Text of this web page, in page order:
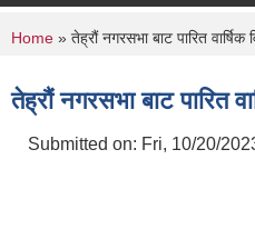
You are here
Home » तेह्रौं नगरसभा बाट पारित
तेह्रौं नगरसभा बाट पारित
Submitted on: Fri, 10/20/